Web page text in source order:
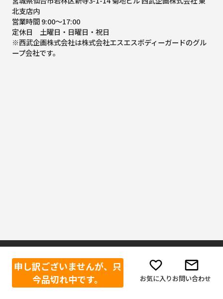
申し訳ございませんが、只
今品切れ中です。
お気に入りお問い合わせ
北支店内
営業時間 9:00～17:00
定休日 土曜日・日曜日・祝日
※西武企画株式会社は株式会社エスエスボディーガードのグル
ープ会社です。
ご利用ガイド ボディーガード公式SNS